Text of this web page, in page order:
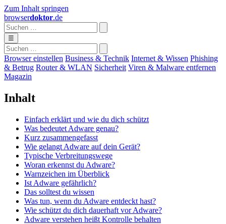
Zum Inhalt springen
browserdoktor.de
☰
Browser einstellen Business & Technik Internet & Wissen Phishing
& Betrug Router & WLAN Sicherheit Viren & Malware entfernen
Magazin
Inhalt
Einfach erklärt und wie du dich schützt
Was bedeutet Adware genau?
Kurz zusammengefasst
Wie gelangt Adware auf dein Gerät?
Typische Verbreitungswege
Woran erkennst du Adware?
Warnzeichen im Überblick
Ist Adware gefährlich?
Das solltest du wissen
Was tun, wenn du Adware entdeckt hast?
Wie schützt du dich dauerhaft vor Adware?
Adware verstehen heißt Kontrolle behalten